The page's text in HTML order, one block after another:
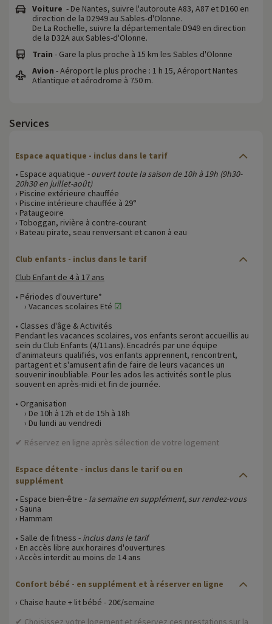
Voiture - De Nantes, suivre l'autoroute A83, A87 et D160 en
direction de la D2949 au Sables-d'Olonne.
De La Rochelle, suivre la départementale D949 en direction
de la D32A aux Sables-d'Olonne.
Train - Gare la plus proche à 15 km les Sables d'Olonne
Avion - Aéroport le plus proche : 1 h 15, Aéroport Nantes
Atlantique et aérodrome à 750 m.
Services
Espace aquatique - inclus dans le tarif
• Espace aquatique - ouvert toute la saison de 10h à 19h (9h30-
20h30 en juillet-août)
› Piscine extérieure chauffée
› Piscine intérieure chauffée à 29°
› Pataugeoire
› Toboggan, rivière à contre-courant
› Bateau pirate, seau renversant et canon à eau
Club enfants - inclus dans le tarif
Club Enfant de 4 à 17 ans
• Périodes d'ouverture*
› Vacances scolaires Eté ☑
• Classes d'âge & Activités
Pendant les vacances scolaires, vos enfants seront accueillis au
sein du Club Enfants (4/11ans). Encadrés par une équipe
d'animateurs qualifiés, vos enfants apprennent, rencontrent,
partagent et s'amusent afin de faire de leurs vacances un
souvenir inoubliable. Pour les ados les activités sont le plus
souvent en après-midi et fin de journée.
• Organisation
› De 10h à 12h et de 15h à 18h
› Du lundi au vendredi
✔ Réservez en ligne après sélection de votre logement
Espace détente - inclus dans le tarif ou en
supplément
• Espace bien-être - la semaine en supplément, sur rendez-vous
› Sauna
› Hammam
• Salle de fitness - inclus dans le tarif
› En accès libre aux horaires d'ouvertures
› Accès interdit au moins de 14 ans
Confort bébé - en supplément et à réserver en ligne
› Chaise haute + lit bébé - 20€/semaine
✔ Choisissez votre logement et réservez ces prestations sur la